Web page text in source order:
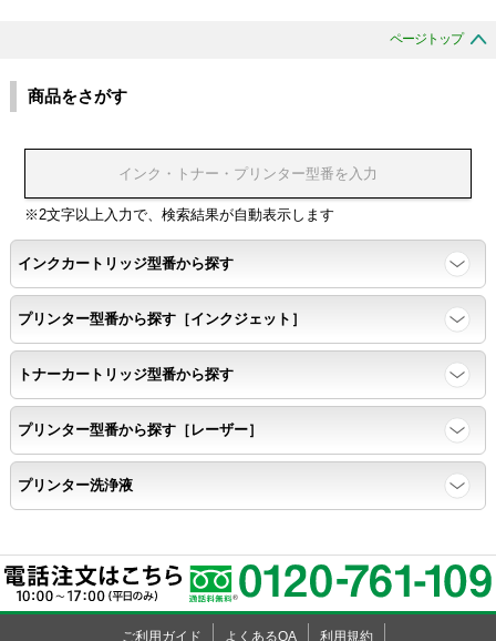
ページトップ
商品をさがす
※2文字以上入力で、検索結果が自動表示します
インクカートリッジ型番から探す
プリンター型番から探す［インクジェット］
トナーカートリッジ型番から探す
プリンター型番から探す［レーザー］
プリンター洗浄液
ご利用ガイド よくあるQA 利用規約